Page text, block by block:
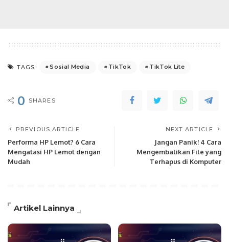
TAGS: Sosial Media TikTok TikTok Lite
0 SHARES
PREVIOUS ARTICLE
Performa HP Lemot? 6 Cara
Mengatasi HP Lemot dengan
Mudah
NEXT ARTICLE
Jangan Panik! 4 Cara
Mengembalikan File yang
Terhapus di Komputer
Artikel Lainnya